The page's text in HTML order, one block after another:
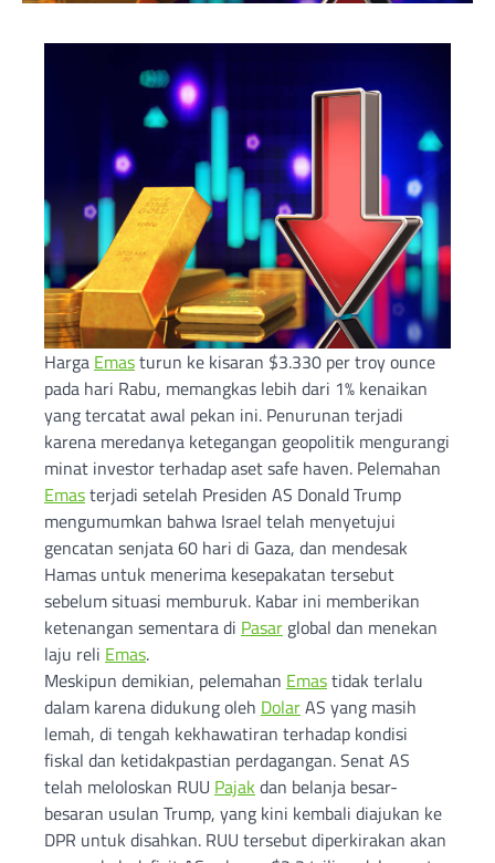
Harga Emasturun ke kisaran $3.330 per troy ounce
pada hari Rabu, memangkas lebih dari 1% kenaikan
yang tercatat awal pekan ini. Penurunan terjadi
karena meredanya ketegangan geopolitik mengurangi
minat investor terhadap aset safe haven. Pelemahan
Emasterjadi setelah Presiden AS Donald Trump
mengumumkan bahwa Israel telah menyetujui
gencatan senjata 60 hari di Gaza, dan mendesak
Hamas untuk menerima kesepakatan tersebut
sebelum situasi memburuk. Kabar ini memberikan
ketenangan sementara di Pasar global dan menekan
laju reli Emas.
Meskipun demikian, pelemahan Emastidak terlalu
dalam karena didukung oleh DolarAS yang masih
lemah, di tengah kekhawatiran terhadap kondisi
fiskal dan ketidakpastian perdagangan. Senat AS
telah meloloskan RUU Pajak dan belanja besar-
besaran usulan Trump, yang kini kembali diajukan ke
DPR untuk disahkan. RUU tersebut diperkirakan akan